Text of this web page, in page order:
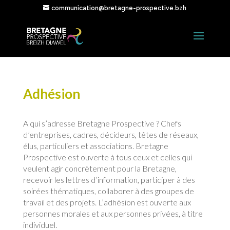
communication@bretagne-prospective.bzh
Adhésion
A qui s’adresse Bretagne Prospective ? Chefs
d’entreprises, cadres, décideurs, têtes de réseaux,
élus, particuliers et associations. Bretagne
Prospective est ouverte à tous ceux et celles qui
veulent agir concrètement pour la Bretagne,
recevoir les lettres d’information, participer à des
soirées thématiques, collaborer à des groupes de
travail et des projets. L’adhésion est ouverte aux
personnes morales et aux personnes privées, à titre
individuel.